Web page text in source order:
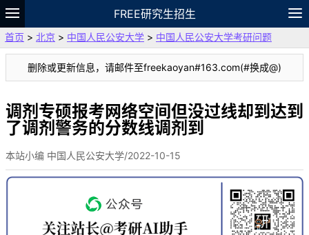
FREE研究生招生
题库
故事 专题 APP 笔记
论坛
VIP
资料
首页 > 北京 > 中国人民公安大学 > 中国人民公安大学考研问题
删除或更新信息，请邮件至freekaoyan#163.com(#换成@)
调剂专硕报考网络空间但没过线却到达到
了调剂警务的分数线调剂到
本站小编 中国人民公安大学/2022-10-15